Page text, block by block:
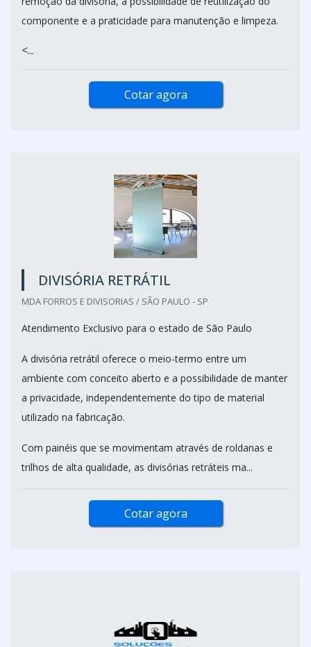
componente e a praticidade para manutenção e limpeza.
<...
Cotar agora
DIVISÓRIA RETRÁTIL
MDA FORROS E DIVISORIAS / SÃO PAULO - SP
Atendimento Exclusivo para o estado de São Paulo
A divisória retrátil oferece o meio-termo entre um
ambiente com conceito aberto e a possibilidade de manter
a privacidade, independentemente do tipo de material
utilizado na fabricação.
Com painéis que se movimentam através de roldanas e
trilhos de alta qualidade, as divisórias retráteis ma...
Cotar agora